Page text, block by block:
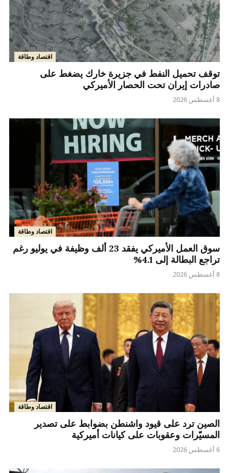
اقتصاد وطاقة
توقف تحميل النفط في جزيرة خارك يضغط على
صادرات إيران تحت الحصار الأميركي
8 أغسطس 2026
اقتصاد وطاقة
سوق العمل الأميركي يفقد 23 ألف وظيفة في يوليو رغم
تراجع البطالة إلى 4.1%
8 أغسطس 2026
اقتصاد وطاقة
الصين ترد على قيود واشنطن بضوابط على تصدير
المسيّرات وعقوبات على كيانات أميركية
6 أغسطس 2026